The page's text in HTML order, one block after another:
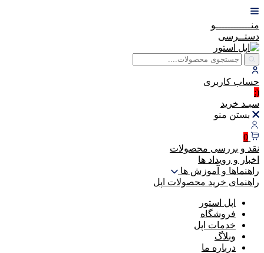
منــــــــــــو
دستــرسی
حساب کاربری
(:
سبـد خرید
بستن منو
0
نقد و بررسی محصولات
اخبار و رویداد ها
راهنماها و آموزش ها
راهنمای خرید محصولات اپل
اپل استور
فروشگاه
خدمات اپل
وبلاگ
درباره ما